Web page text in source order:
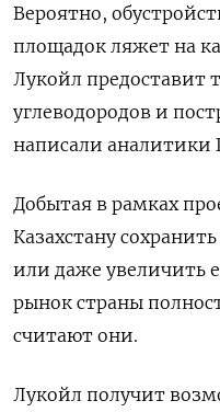
Вероятно,
площадок ляжет на
Лукойл предоставит
углеводородов и
написали аналитики
Добытая в рамках
Казахстану
или даже увеличить
рынок страны
считают они.
Лукойл получит